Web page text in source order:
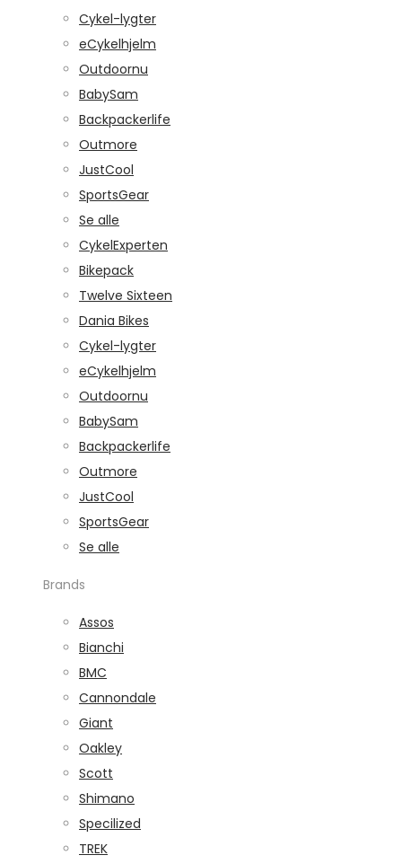
Cykel-lygter
eCykelhjelm
Outdoornu
BabySam
Backpackerlife
Outmore
JustCool
SportsGear
Se alle
CykelExperten
Bikepack
Twelve Sixteen
Dania Bikes
Cykel-lygter
eCykelhjelm
Outdoornu
BabySam
Backpackerlife
Outmore
JustCool
SportsGear
Se alle
Brands
Assos
Bianchi
BMC
Cannondale
Giant
Oakley
Scott
Shimano
Specilized
TREK